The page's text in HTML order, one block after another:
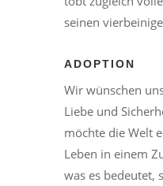
seinen
ADOPTION
Wir wünschen
Liebe und
möchte die Welt
Leben in einem
was es bedeutet,